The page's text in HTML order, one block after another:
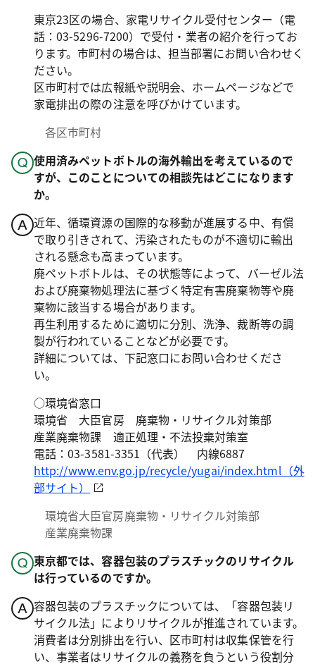
東京23区の場合、家電リサイクル受付センター（電
話：03-5296-7200）で受付・業者の紹介を行ってお
ります。市町村の場合は、担当部署にお問い合わせく
ださい。
区市町村では広報紙や説明会、ホームページなどで
家電排出の際の注意を呼びかけています。
各区市町村
使用済みペットボトルの海外輸出を考えているので
すが、このことについての相談先はどこになります
か。
近年、循環資源の国際的な移動が進展する中、有償
で取り引きされて、汚染されたものが不適切に輸出
される懸念も高まっています。
廃ペットボトルは、その状態等によって、バーゼル法
および廃棄物処理法に基づく特定有害廃棄物等や廃
棄物に該当する場合があります。
再生利用するために適切に分別、洗浄、裁断等の調
製が行われていることなどが必要です。
詳細については、下記窓口にお問い合わせくださ
い。
○環境省窓口
環境省 大臣官房 廃棄物・リサイクル対策部
産業廃棄物課 適正処理・不法投棄対策室
電話：03-3581-3351（代表） 内線6887
http://www.env.go.jp/recycle/yugai/index.html（外
部サイト）
環境省大臣官房廃棄物・リサイクル対策部
産業廃棄物課
東京都では、容器包装のプラスチックのリサイクル
は行っているのですか。
容器包装のプラスチックについては、「容器包装リ
サイクル法」によりリサイクルが推進されています。
消費者は分別排出を行い、区市町村は収集保管を行
い、事業者はリサイクルの義務を負うという役割分